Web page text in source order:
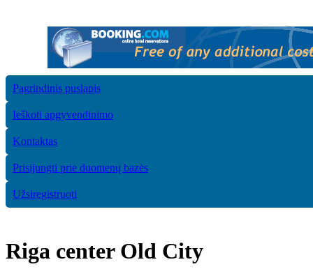
Pagrindinis puslapis
Ieškoti apgyvendinimo
Kontaktas
Prisijungti prie duomenų bazės
Užsiregistruoti
Riga center Old City